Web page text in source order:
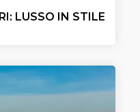
LUSSO IN STILE